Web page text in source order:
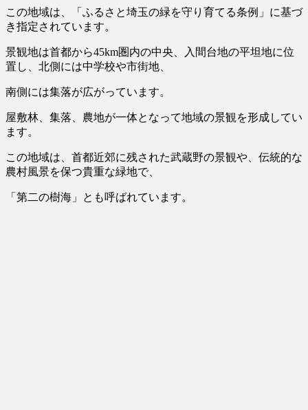
この地域は、「ふるさと埼玉の緑を守り育てる条例」に基づ
き指定されています。
景観地は首都から45km圏内の中央、入間台地の平坦地に位
置し、北側には中学校や市街地、
南側には集落が広がっています。
屋敷林、集落、農地が一体となって地域の景観を形成してい
ます。
この地域は、首都近郊に残された武蔵野の景観や、伝統的な
農村風景を保つ貴重な緑地で、
「 第二の樹海 」とも呼ばれています。